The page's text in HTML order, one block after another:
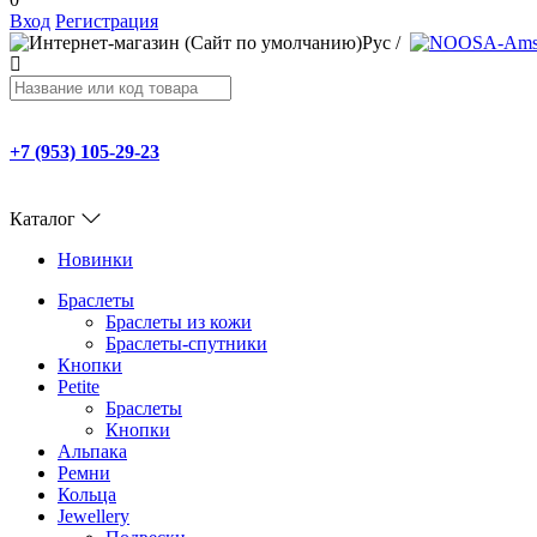
Вход Регистрация
Рус /
+7 (953) 105-29-23
Каталог
Новинки
Браслеты
Браслеты из кожи
Браслеты-спутники
Кнопки
Petite
Браслеты
Кнопки
Альпака
Ремни
Кольца
Jewellery